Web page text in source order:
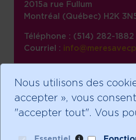
Nous utilisons des
accepter », vous
"accepter tout". Vous
2015a rue Fullum
Montréal (Québec) H2K
Téléphone : (514) 282-1882
Courriel :